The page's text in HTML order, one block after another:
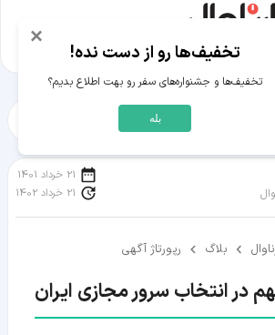
شهرگردی
21 خرداد 1401
21 خرداد 1402
بلاگ رپورتاژ آگهی
در انتخاب سرور مجازی ایران
×
تخفیف‌ها رو از دست نده!
تخفیف‌ها و جشنواره‌های سفر رو بهت اطلاع بدیم؟
بله